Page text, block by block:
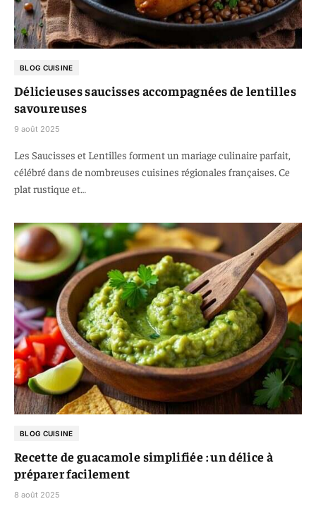
BLOG CUISINE
Délicieuses saucisses accompagnées de lentilles
savoureuses
9 août 2025
Les Saucisses et Lentilles forment un mariage culinaire parfait,
célébré dans de nombreuses cuisines régionales françaises. Ce
plat rustique et…
BLOG CUISINE
Recette de guacamole simplifiée : un délice à
préparer facilement
8 août 2025